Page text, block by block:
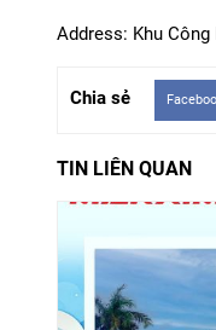
Address: Khu
Chia sẻ
TIN LIÊN QUAN